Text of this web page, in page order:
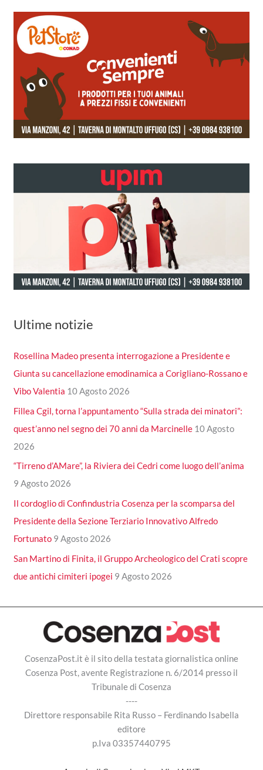
Ultime notizie
Rosellina Madeo presenta interrogazione a Presidente e
Giunta su cancellazione emodinamica a Corigliano-Rossano e
Vibo Valentia 10 Agosto 2026
Fillea Cgil, torna l’appuntamento “Sulla strada dei minatori”:
quest’anno nel segno dei 70 anni da Marcinelle 10 Agosto
2026
“Tirreno d’AMare”, la Riviera dei Cedri come luogo dell’anima
9 Agosto 2026
Il cordoglio di Confindustria Cosenza per la scomparsa del
Presidente della Sezione Terziario Innovativo Alfredo
Fortunato 9 Agosto 2026
San Martino di Finita, il Gruppo Archeologico del Crati scopre
due antichi cimiteri ipogei 9 Agosto 2026
CosenzaPost.it è il sito della testata giornalistica online
Cosenza Post, avente Registrazione n. 6/2014 presso il
Tribunale di Cosenza
----
Direttore responsabile Rita Russo – Ferdinando Isabella
editore
p.Iva 03357440795